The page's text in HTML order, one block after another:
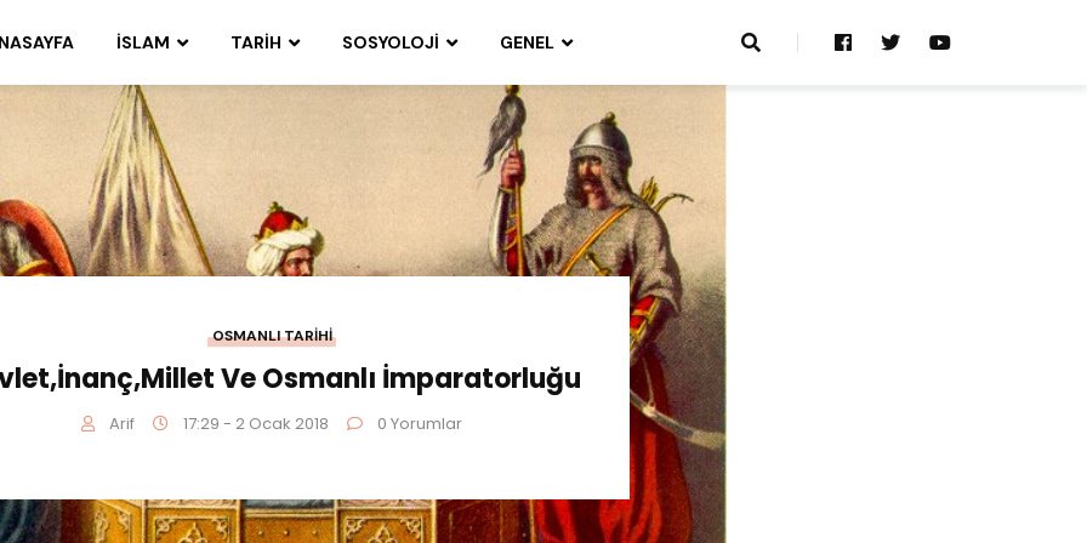
İSLAM TARIH SOSYOLOJI GENEL
OSMANLI TARIHI
Ve Osmanlı İmparatorluğu
Arif 17:29 - 2 Ocak 2018 0 Yorumlar